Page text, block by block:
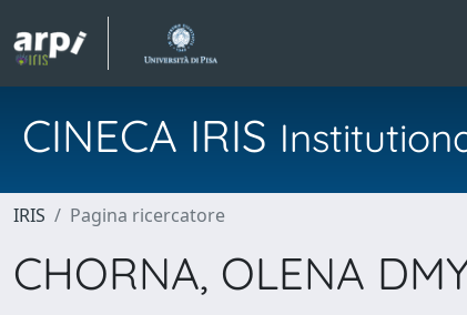
CINECA IRIS
IRIS Pagina ricercatore
CHORNA, OLENA